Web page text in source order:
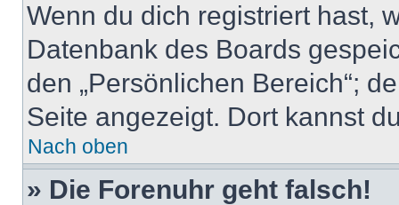
Wenn du dich registriert hast,
Datenbank des Boards
den „Persönlichen Bereich“;
Seite angezeigt. Dort kannst
Nach oben
» Die Forenuhr geht falsch!